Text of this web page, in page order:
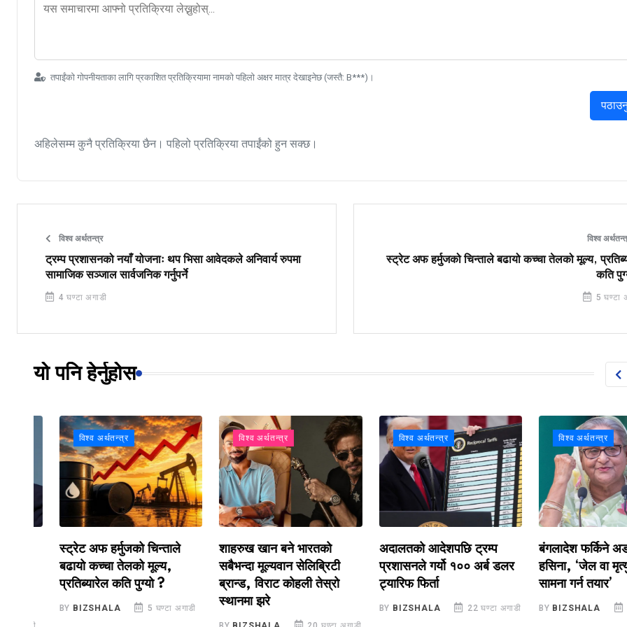
तपाईंको गोपनीयताका लागि प्रकाशित प्रतिक्रियामा नामको पहिलो अक्षर मात्र देखाइनेछ (जस्तै: B***)।
अहिलेसम्म कुनै प्रतिक्रिया छैन। पहिलो प्रतिक्रिया तपाईंको हुन सक्छ।
विश्व अर्थतन्त्र
ट्रम्प प्रशासनको नयाँ योजनाः थप भिसा आवेदकले अनिवार्य रुपमा
सामाजिक सञ्जाल सार्वजनिक गर्नुपर्ने
4 घण्टा अगाडी
विश्व
स्ट्रेट अफ हर्मुजको चिन्ताले बढायो कच्चा तेलको मूल्य,
कति
5 घण्टा
यो पनि हेर्नुहोस
विश्व अर्थतन्त्र
स्ट्रेट अफ हर्मुजको चिन्ताले
बढायो कच्चा तेलको मूल्य,
प्रतिब्यारेल कति पुग्यो ?
BIZSHALA 5 घण्टा अगाडी
विश्व अर्थतन्त्र
शाहरुख खान बने भारतको
सबैभन्दा मूल्यवान सेलिब्रिटी
ब्रान्ड, विराट कोहली तेस्रो
स्थानमा झरे
विश्व अर्थतन्त्र
अदालतको आदेशपछि ट्रम्प
प्रशासनले गर्यो १०० अर्ब डलर
ट्यारिफ फिर्ता
BIZSHALA 22 घण्टा अगाडी
विश्व अर्थतन्त्र
बंगलादेश फर्किने
हसिना, ‘जेल वा
सामना गर्न तयार’
BY BIZSHALA 22